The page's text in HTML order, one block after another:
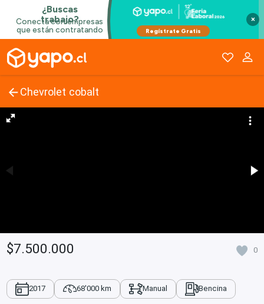
×
Chevrolet cobalt
$7.500.000 0
2017 68'000 km Manual Bencina